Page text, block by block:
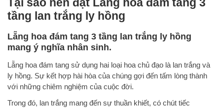
tầng lan trắng ly hồng
Lẵng hoa đám tang 3 tầng lan trắng ly hồng
mang ý nghĩa nhân sinh.
Lẵng hoa đám tang sử dụng hai loại hoa chủ đạo là lan trắng và
ly hồng. Sự kết hợp hài hòa của chúng gợi đến tấm lòng thành
với những chiêm nghiệm của cuộc đời.
Trong đó, lan trắng mang đến sự thuần khiết, có chút tiếc